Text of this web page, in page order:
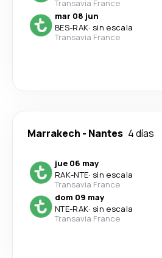
Transavia France
mar 08 jun
BES-RAK· sin escala
Transavia France
Marrakech - Nantes 4 días
jue 06 may
RAK-NTE· sin escala
Transavia France
dom 09 may
NTE-RAK· sin escala
Transavia France